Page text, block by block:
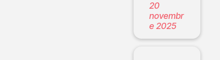
20
novembr
e 2025